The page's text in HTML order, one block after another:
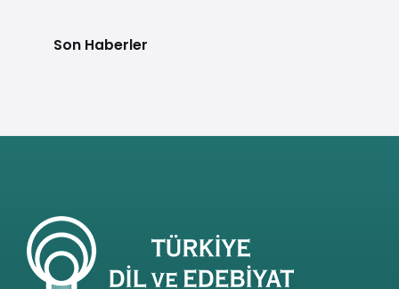
Son Haberler